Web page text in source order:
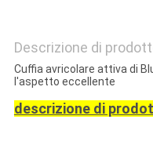
Descrizione di
Cuffia avricolare attiva di
l'aspetto eccellente
descrizione di